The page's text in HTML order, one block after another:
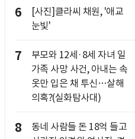
6
[사진]클라씨 채원, '애교
눈빛'
7
부모와 12세·8세 자녀 일
가족 사망 사건, 아내는 속
옷만 입은 채 투신…살해
의혹?(실화탐사대)
8
동네 사람들 돈 18억 들고